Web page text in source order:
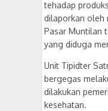
tehadap
dilaporkan oleh
Pasar Muntilan
yang diduga
Unit Tipidter
bergegas
dilakukan
kesehatan.